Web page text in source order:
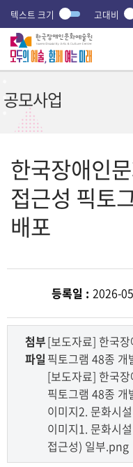
텍스트 크기 고대비
공모사업
한국장애인
접근성 픽토
배포
등록일 : 2026-
첨부
파일
[보도자료] 한국
픽토그램 48종
[보도자료] 한국
픽토그램 48종
이미지2. 문화시
이미지1. 문화시
접근성) 일부.png